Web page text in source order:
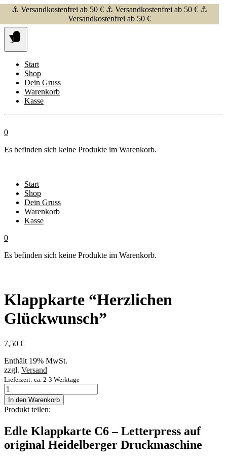
Springe
Inhalt
⚓ Versandkostenfrei ab 50 € ⚓ Versandkostenfrei ab 50 € ⚓
Versandkostenfrei ab 50 €
Start
Shop
Dein Gruss
Warenkorb
Kasse
0
Es befinden sich keine Produkte im Warenkorb.
Start
Shop
Dein Gruss
Warenkorb
Kasse
0
Es befinden sich keine Produkte im Warenkorb.
Klappkarte “Herzlichen
Glückwunsch”
7,50 €
Enthält 19% MwSt.
zzgl. Versand
Lieferzeit: ca. 2-3 Werktage
Klappkarte
“Herzlichen
Glückwunsch”
Menge
In den Warenkorb
Produkt teilen:
Edle Klappkarte C6 – Letterpress auf
original Heidelberger Druckmaschine